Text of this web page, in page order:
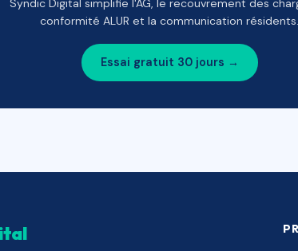
Syndic Digital simplifie l'AG, le recouvrement des
conformité ALUR et la communication résidents.
Essai gratuit 30 jours →